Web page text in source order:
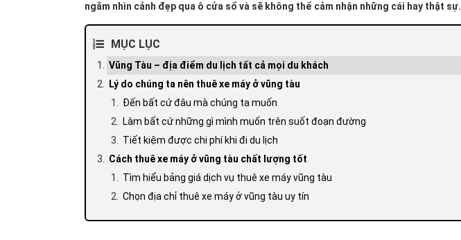
ngắm nhìn cảnh đẹp qua ô cửa sổ và sẽ không thể cảm nhận những cái hay thật sự.
MỤC LỤC
Vũng Tàu – địa điểm du lịch tất cả mọi du khách
Lý do chúng ta nên thuê xe máy ở vũng tàu
Đến bất cứ đâu mà chúng ta muốn
Làm bất cứ những gì mình muốn trên suốt đoạn đường
Tiết kiệm được chi phí khi đi du lịch
Cách thuê xe máy ở vũng tàu chất lượng tốt
Tìm hiểu bảng giá dịch vụ thuê xe máy vũng tàu
Chọn địa chỉ thuê xe máy ở vũng tàu uy tín